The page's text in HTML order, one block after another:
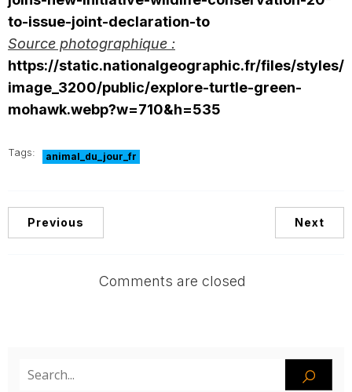
to-issue-joint-declaration-to
Source photographique :
https://static.nationalgeographic.fr/files/styles/
image_3200/public/explore-turtle-green-
mohawk.webp?w=710&h=535
Tags: animal_du_jour_fr
Previous Next
Comments are closed